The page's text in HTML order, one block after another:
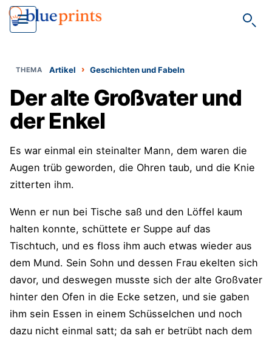
Artikel › Geschichten und Fabeln
Der alte Großvater und
der Enkel
Es war einmal ein steinalter Mann, dem waren die
Augen trüb geworden, die Ohren taub, und die Knie
zitterten ihm.
Wenn er nun bei Tische saß und den Löffel kaum
halten konnte, schüttete er Suppe auf das
Tischtuch, und es floss ihm auch etwas wieder aus
dem Mund. Sein Sohn und dessen Frau ekelten sich
davor, und deswegen musste sich der alte Großvater
hinter den Ofen in die Ecke setzen, und sie gaben
ihm sein Essen in einem Schüsselchen und noch
dazu nicht einmal satt; da sah er betrübt nach dem